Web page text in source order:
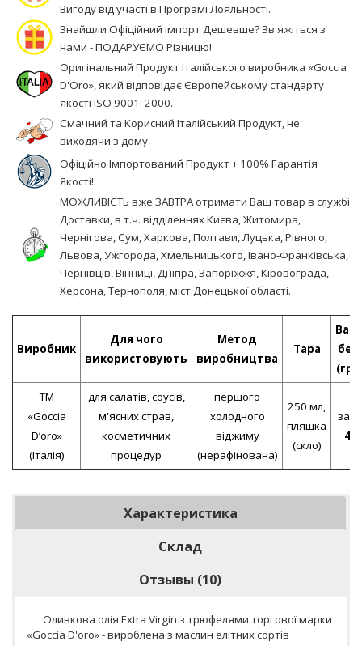
Вигоду від участі в Програмі Лояльності.
Знайшли Офіційний імпорт Дешевше? Зв'яжіться з
нами - ПОДАРУЄМО Різницю!
Оригінальний Продукт Італійського виробника «Goccia
D'Oro», який відповідає Європейському стандарту
якості ISO 9001: 2000.
Смачний та Корисний Італійський Продукт, не
виходячи з дому.
Офіційно Імпортований Продукт + 100% Гарантія
Якості!
МОЖЛИВІСТЬ вже ЗАВТРА отримати Ваш товар в службі
Доставки, в т.ч. відділеннях Києва, Житомира,
Чернігова, Сум, Харкова, Полтави, Луцька, Рівного,
Львова, Ужгорода, Хмельницького, Івано-Франківська,
Чернівців, Вінниці, Дніпра, Запоріжжя, Кіровограда,
Херсона, Тернополя, міст Донецької області.
Виробник
Для чого
використовують
Метод
виробництва
Тара
ТМ
«Goccia
D’oro»
(Італія)
для салатів, соусів,
м'ясних страв,
косметичних
процедур
першого
холодного
віджиму
(нерафінована)
250 мл,
пляшка
(скло)
за 1
Характеристика
Склад
Отзывы (10)
Оливкова олія Extra Virgin з трюфелями торгової марки
«Goccia D'oro» - вироблена з маслин елітних сортів